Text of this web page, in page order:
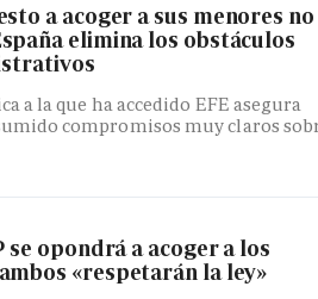
a acoger a sus menores no
elimina los obstáculos
a la que ha accedido EFE asegura
compromisos muy claros
se opondrá a acoger a los
«respetarán la ley»